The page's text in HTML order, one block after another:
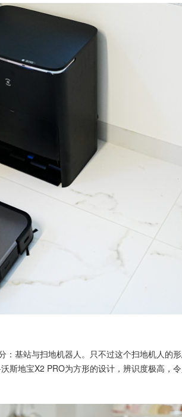
基站与扫地机器人。只不过这个扫地机人的
地宝X2 PRO为方形的设计，辨识度极高，令